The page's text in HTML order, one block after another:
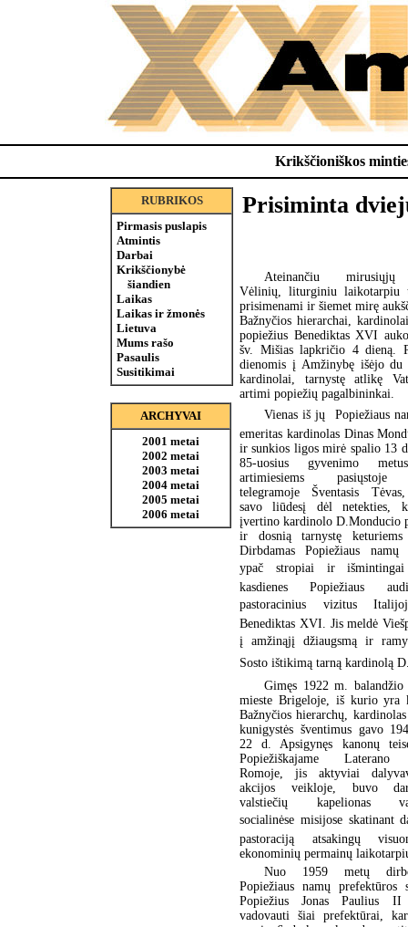
Krikščioniškos
RUBRIKOS
Pirmasis puslapis
Atmintis
Darbai
Krikščionybė
šiandien
Laikas
Laikas ir žmonės
Lietuva
Mums rašo
Pasaulis
Susitikimai
ARCHYVAI
2001 metai
2002 metai
2003 metai
2004 metai
2005 metai
2006 metai
Prisiminta
Ateinančiu mirusiųjų
Vėlinių, liturginiu laikotarpiu
prisimenami ir šiemet mirę
Bažnyčios hierarchai,
popiežius Benediktas XVI
šv. Mišias lapkričio 4 dieną.
dienomis į Amžinybę išėjo du
kardinolai, tarnystę atlikę
artimi popiežių pagalbininkai.
Vienas iš jų  Popiežiaus
emeritas kardinolas Dinas
ir sunkios ligos mirė spalio 13
85-uosius gyvenimo
artimiesiems pasiųstoje
telegramoje Šventasis
savo liūdesį dėl netekties,
įvertino kardinolo D.Monducio
ir dosnią tarnystę keturiems
Dirbdamas Popiežiaus
ypač stropiai ir išmintingai
kasdienes Popiežiaus
pastoracinius vizitus
Benediktas XVI. Jis meldė
į amžinąjį džiaugsmą ir
Sosto ištikimą tarną kardinolą
Gimęs 1922 m.
mieste Brigeloje, iš kurio yra
Bažnyčios hierarchų,
kunigystės šventimus gavo
22 d. Apsigynęs kanonų
Popiežiškajame Laterano
Romoje, jis aktyviai
akcijos veikloje, buvo
valstiečių kapelionas
socialinėse misijose skatinant
pastoraciją atsakingų
ekonominių permainų
Nuo 1959 metų
Popiežiaus namų prefektūros
Popiežius Jonas Paulius
vadovauti šiai prefektūrai,